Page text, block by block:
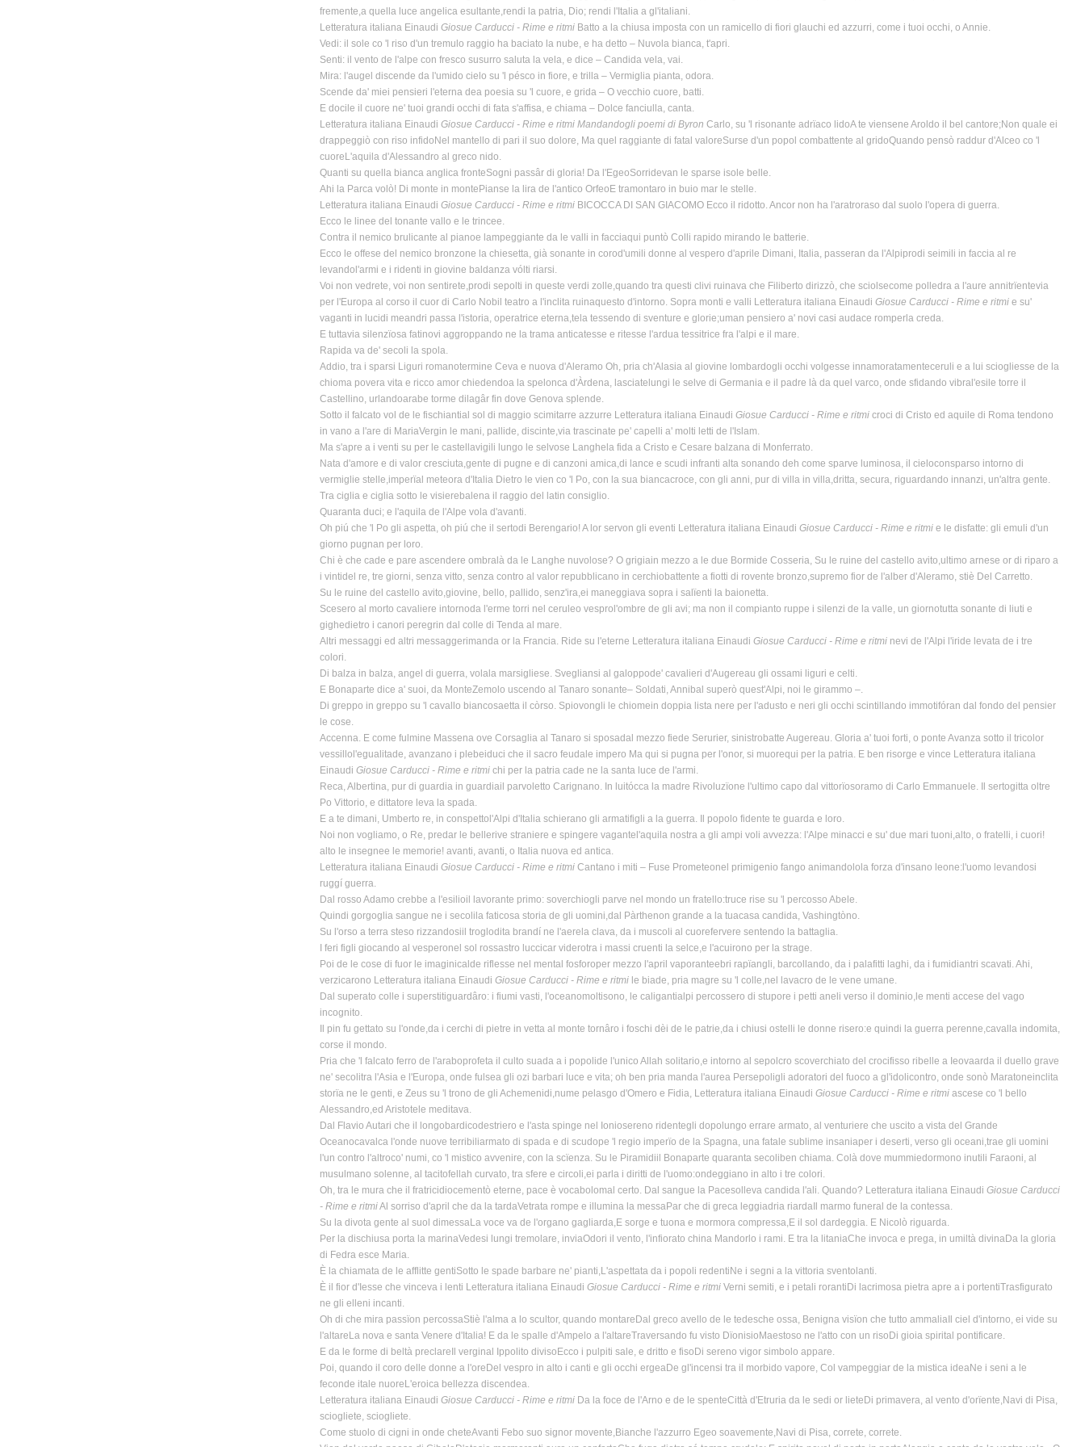
fremente,a quella luce angelica esultante,rendi la patria, Dio; rendi l'Italia a gl'italiani.
Letteratura italiana Einaudi Giosue Carducci - Rime e ritmi Batto a la chiusa imposta con un ramicello di fiori glauchi ed azzurri, come i tuoi occhi, o Annie.
Vedi: il sole co 'l riso d'un tremulo raggio ha baciato la nube, e ha detto – Nuvola bianca, t'apri.
Senti: il vento de l'alpe con fresco susurro saluta la vela, e dice – Candida vela, vai.
Mira: l'augel discende da l'umido cielo su 'l pésco in fiore, e trilla – Vermiglia pianta, odora.
Scende da' miei pensieri l'eterna dea poesia su 'l cuore, e grida – O vecchio cuore, batti.
E docile il cuore ne' tuoi grandi occhi di fata s'affisa, e chiama – Dolce fanciulla, canta.
Letteratura italiana Einaudi Giosue Carducci - Rime e ritmi Mandandogli poemi di Byron Carlo, su 'l risonante adrïaco lidoA te viensene Aroldo il bel cantore;Non quale ei
drappeggiò con riso infidoNel mantello di pari il suo dolore, Ma quel raggiante di fatal valoreSurse d'un popol combattente al gridoQuando pensò raddur d'Alceo co 'l
cuoreL'aquila d'Alessandro al greco nido.
Quanti su quella bianca anglica fronteSogni passâr di gloria! Da l'EgeoSorridevan le sparse isole belle.
Ahi la Parca volò! Di monte in montePianse la lira de l'antico OrfeoE tramontaro in buio mar le stelle.
Letteratura italiana Einaudi Giosue Carducci - Rime e ritmi BICOCCA DI SAN GIACOMO Ecco il ridotto. Ancor non ha l'aratroraso dal suolo l'opera di guerra.
Ecco le linee del tonante vallo e le trincee.
Contra il nemico brulicante al pianoe lampeggiante da le valli in facciaqui puntò Colli rapido mirando le batterie.
Ecco le offese del nemico bronzone la chiesetta, già sonante in corod'umili donne al vespero d'aprile Dimani, Italia, passeran da l'Alpiprodi seimili in faccia al re
levandol'armi e i ridenti in giovine baldanza vólti riarsi.
Voi non vedrete, voi non sentirete,prodi sepolti in queste verdi zolle,quando tra questi clivi ruinava che Filiberto dirizzò, che sciolsecome polledra a l'aure annitrïentevia
per l'Europa al corso il cuor di Carlo Nobil teatro a l'inclita ruinaquesto d'intorno. Sopra monti e valli Letteratura italiana Einaudi Giosue Carducci - Rime e ritmi e su'
vaganti in lucidi meandri passa l'istoria, operatrice eterna,tela tessendo di sventure e glorie;uman pensiero a' novi casi audace romperla creda.
E tuttavia silenzïosa fatinovi aggroppando ne la trama anticatesse e ritesse l'ardua tessitrice fra l'alpi e il mare.
Rapida va de' secoli la spola.
Addio, tra i sparsi Liguri romanotermine Ceva e nuova d'Aleramo Oh, pria ch'Alasia al giovine lombardogli occhi volgesse innamoratamenteceruli e a lui sciogliesse de la
chioma povera vita e ricco amor chiedendoa la spelonca d'Àrdena, lasciatelungi le selve di Germania e il padre là da quel varco, onde sfidando vibral'esile torre il
Castellino, urlandoarabe torme dilagâr fin dove Genova splende.
Sotto il falcato vol de le fischiantial sol di maggio scimitarre azzurre Letteratura italiana Einaudi Giosue Carducci - Rime e ritmi croci di Cristo ed aquile di Roma tendono
in vano a l'are di MariaVergin le mani, pallide, discinte,via trascinate pe' capelli a' molti letti de l'Islam.
Ma s'apre a i venti su per le castellavigili lungo le selvose Langhela fida a Cristo e Cesare balzana di Monferrato.
Nata d'amore e di valor cresciuta,gente di pugne e di canzoni amica,di lance e scudi infranti alta sonando deh come sparve luminosa, il cieloconsparso intorno di
vermiglie stelle,imperïal meteora d'Italia Dietro le vien co 'l Po, con la sua biancacroce, con gli anni, pur di villa in villa,dritta, secura, riguardando innanzi, un'altra gente.
Tra ciglia e ciglia sotto le visierebalena il raggio del latin consiglio.
Quaranta duci; e l'aquila de l'Alpe vola d'avanti.
Oh piú che 'l Po gli aspetta, oh piú che il sertodi Berengario! A lor servon gli eventi Letteratura italiana Einaudi Giosue Carducci - Rime e ritmi e le disfatte: gli emuli d'un
giorno pugnan per loro.
Chi è che cade e pare ascendere ombralà da le Langhe nuvolose? O grigiain mezzo a le due Bormide Cosseria, Su le ruine del castello avito,ultimo arnese or di riparo a
i vintidel re, tre giorni, senza vitto, senza contro al valor repubblicano in cerchiobattente a fiotti di rovente bronzo,supremo fior de l'alber d'Aleramo, stiè Del Carretto.
Su le ruine del castello avito,giovine, bello, pallido, senz'ira,ei maneggiava sopra i salïenti la baionetta.
Scesero al morto cavaliere intornoda l'erme torri nel ceruleo vesprol'ombre de gli avi; ma non il compianto ruppe i silenzi de la valle, un giornotutta sonante di liuti e
gighedietro i canori peregrin dal colle di Tenda al mare.
Altri messaggi ed altri messaggerimanda or la Francia. Ride su l'eterne Letteratura italiana Einaudi Giosue Carducci - Rime e ritmi nevi de l'Alpi l'iride levata de i tre
colori.
Di balza in balza, angel di guerra, volala marsigliese. Svegliansi al galoppode' cavalieri d'Augereau gli ossami liguri e celti.
E Bonaparte dice a' suoi, da MonteZemolo uscendo al Tanaro sonante– Soldati, Annibal superò quest'Alpi, noi le girammo –.
Di greppo in greppo su 'l cavallo biancosaetta il còrso. Spiovongli le chiomein doppia lista nere per l'adusto e neri gli occhi scintillando immotifóran dal fondo del pensier
le cose.
Accenna. E come fulmine Massena ove Corsaglia al Tanaro si sposadal mezzo fiede Serurier, sinistrobatte Augereau. Gloria a' tuoi forti, o ponte Avanza sotto il tricolor
vessillol'egualitade, avanzano i plebeiduci che il sacro feudale impero Ma qui si pugna per l'onor, si muorequi per la patria. E ben risorge e vince Letteratura italiana
Einaudi Giosue Carducci - Rime e ritmi chi per la patria cade ne la santa luce de l'armi.
Reca, Albertina, pur di guardia in guardiail parvoletto Carignano. In luitócca la madre Rivoluzïone l'ultimo capo dal vittorïosoramo di Carlo Emmanuele. Il sertogitta oltre
Po Vittorio, e dittatore leva la spada.
E a te dimani, Umberto re, in conspettol'Alpi d'Italia schierano gli armatifigli a la guerra. Il popolo fidente te guarda e loro.
Noi non vogliamo, o Re, predar le bellerive straniere e spingere vagantel'aquila nostra a gli ampi voli avvezza: l'Alpe minacci e su' due mari tuoni,alto, o fratelli, i cuori!
alto le insegnee le memorie! avanti, avanti, o Italia nuova ed antica.
Letteratura italiana Einaudi Giosue Carducci - Rime e ritmi Cantano i miti – Fuse Prometeonel primigenio fango animandolola forza d'insano leone:l'uomo levandosi
ruggí guerra.
Dal rosso Adamo crebbe a l'esilioil lavorante primo: soverchiogli parve nel mondo un fratello:truce rise su 'l percosso Abele.
Quindi gorgoglia sangue ne i secolila faticosa storia de gli uomini,dal Pàrthenon grande a la tuacasa candida, Vashingtòno.
Su l'orso a terra steso rizzandosiil troglodita brandí ne l'aerela clava, da i muscoli al cuorefervere sentendo la battaglia.
I feri figli giocando al vesperonel sol rossastro luccicar viderotra i massi cruenti la selce,e l'acuirono per la strage.
Poi de le cose di fuor le imaginicalde riflesse nel mental fosforoper mezzo l'april vaporanteebri rapïangli, barcollando, da i palafitti laghi, da i fumidiantri scavati. Ahi,
verzicarono Letteratura italiana Einaudi Giosue Carducci - Rime e ritmi le biade, pria magre su 'l colle,nel lavacro de le vene umane.
Dal superato colle i superstitiguardâro: i fiumi vasti, l'oceanomoltisono, le caligantialpi percossero di stupore i petti aneli verso il dominio,le menti accese del vago
incognito.
Il pin fu gettato su l'onde,da i cerchi di pietre in vetta al monte tornâro i foschi dèi de le patrie,da i chiusi ostelli le donne risero:e quindi la guerra perenne,cavalla indomita,
corse il mondo.
Pria che 'l falcato ferro de l'araboprofeta il culto suada a i popolide l'unico Allah solitario,e intorno al sepolcro scoverchiato del crocifisso ribelle a Ieovaarda il duello grave
ne' secolitra l'Asia e l'Europa, onde fulsea gli ozi barbari luce e vita; oh ben pria manda l'aurea Persepoligli adoratori del fuoco a gl'idolicontro, onde sonò Maratoneinclita
storïa ne le genti, e Zeus su 'l trono de gli Achemenidi,nume pelasgo d'Omero e Fidia, Letteratura italiana Einaudi Giosue Carducci - Rime e ritmi ascese co 'l bello
Alessandro,ed Aristotele meditava.
Dal Flavio Autari che il longobardicodestriero e l'asta spinge nel Ioniosereno ridentegli dopolungo errare armato, al venturiere che uscito a vista del Grande
Oceanocavalca l'onde nuove terribiliarmato di spada e di scudope 'l regio imperïo de la Spagna, una fatale sublime insaniaper i deserti, verso gli oceani,trae gli uomini
l'un contro l'altroco' numi, co 'l mistico avvenire, con la scïenza. Su le Piramidiil Bonaparte quaranta secoliben chiama. Colà dove mummiedormono inutili Faraoni, al
musulmano solenne, al tacitofellah curvato, tra sfere e circoli,ei parla i diritti de l'uomo:ondeggiano in alto i tre colori.
Oh, tra le mura che il fratricidiocementò eterne, pace è vocabolomal certo. Dal sangue la Pacesolleva candida l'ali. Quando? Letteratura italiana Einaudi Giosue Carducci
- Rime e ritmiAl sorriso d'april che da la tardaVetrata rompe e illumina la messaPar che di greca leggiadria riardaIl marmo funeral de la contessa.
Su la divota gente al suol dimessaLa voce va de l'organo gagliarda,E sorge e tuona e mormora compressa,E il sol dardeggia. E Nicolò riguarda.
Per la dischiusa porta la marinaVedesi lungi tremolare, inviaOdori il vento, l'infiorato china Mandorlo i rami. E tra la litaniaChe invoca e prega, in umiltà divinaDa la gloria
di Fedra esce Maria.
È la chiamata de le afflitte gentiSotto le spade barbare ne' pianti,L'aspettata da i popoli redentiNe i segni a la vittoria sventolanti.
È il fior d'Iesse che vinceva i lenti Letteratura italiana Einaudi Giosue Carducci - Rime e ritmi Verni semiti, e i petali rorantiDi lacrimosa pietra apre a i portentiTrasfigurato
ne gli elleni incanti.
Oh di che mira passïon percossaStiè l'alma a lo scultor, quando montareDal greco avello de le tedesche ossa, Benigna visïon che tutto ammaliaIl ciel d'intorno, ei vide su
l'altareLa nova e santa Venere d'Italia! E da le spalle d'Ampelo a l'altareTraversando fu visto DïonisioMaestoso ne l'atto con un risoDi gioia spirital pontificare.
E da le forme di beltà preclareIl verginal Ippolito divisoEcco i pulpiti sale, e dritto e fisoDi sereno vigor simbolo appare.
Poi, quando il coro delle donne a l'oreDel vespro in alto i canti e gli occhi ergeaDe gl'incensi tra il morbido vapore, Col vampeggiar de la mistica ideaNe i seni a le
feconde itale nuoreL'eroica bellezza discendea.
Letteratura italiana Einaudi Giosue Carducci - Rime e ritmi Da la foce de l'Arno e de le spenteCittà d'Etruria da le sedi or lieteDi primavera, al vento d'orïente,Navi di Pisa,
sciogliete, sciogliete.
Come stuolo di cigni in onde cheteAvanti Febo suo signor movente,Bianche l'azzurro Egeo soavemente,Navi di Pisa, correte, correte.